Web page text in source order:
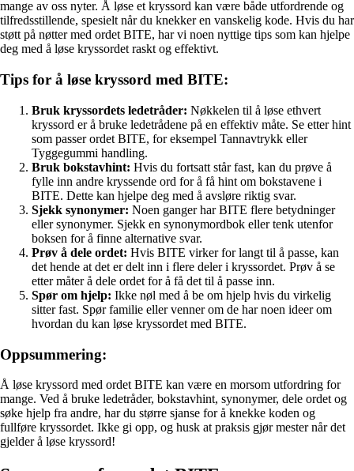
mange av oss nyter. Å løse et kryssord kan være både utfordrende og
tilfredsstillende, spesielt når du knekker en vanskelig kode. Hvis du har
støtt på nøtter med ordet BITE, har vi noen nyttige tips som kan hjelpe
deg med å løse kryssordet raskt og effektivt.
Tips for å løse kryssord med BITE:
Bruk kryssordets ledetråder: Nøkkelen til å løse ethvert
kryssord er å bruke ledetrådene på en effektiv måte. Se etter hint
som passer ordet BITE, for eksempel Tannavtrykk eller
Tyggegummi handling.
Bruk bokstavhint: Hvis du fortsatt står fast, kan du prøve å
fylle inn andre kryssende ord for å få hint om bokstavene i
BITE. Dette kan hjelpe deg med å avsløre riktig svar.
Sjekk synonymer: Noen ganger har BITE flere betydninger
eller synonymer. Sjekk en synonymordbok eller tenk utenfor
boksen for å finne alternative svar.
Prøv å dele ordet: Hvis BITE virker for langt til å passe, kan
det hende at det er delt inn i flere deler i kryssordet. Prøv å se
etter måter å dele ordet for å få det til å passe inn.
Spør om hjelp: Ikke nøl med å be om hjelp hvis du virkelig
sitter fast. Spør familie eller venner om de har noen ideer om
hvordan du kan løse kryssordet med BITE.
Oppsummering:
Å løse kryssord med ordet BITE kan være en morsom utfordring for
mange. Ved å bruke ledetråder, bokstavhint, synonymer, dele ordet og
søke hjelp fra andre, har du større sjanse for å knekke koden og
fullføre kryssordet. Ikke gi opp, og husk at praksis gjør mester når det
gjelder å løse kryssord!